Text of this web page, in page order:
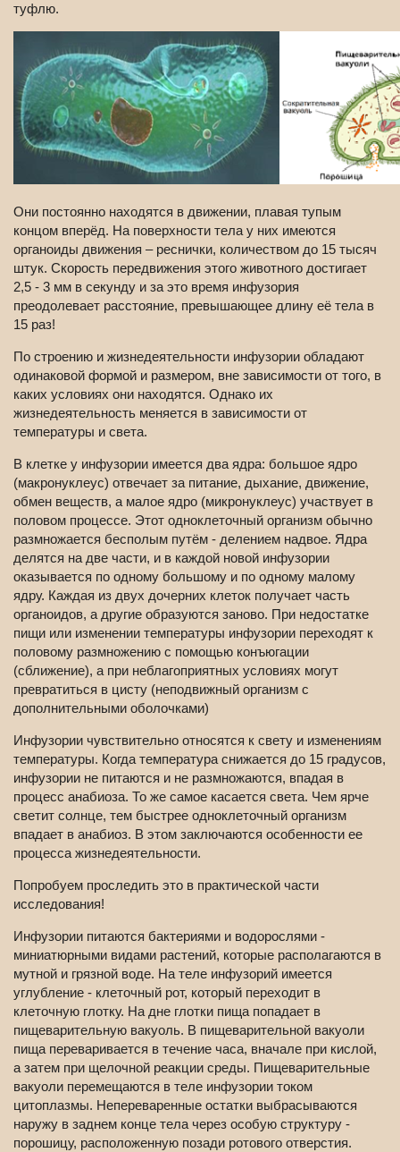
туфлю.
Они постоянно находятся в движении, плавая тупым
концом вперёд. На поверхности тела у них имеются
органоиды движения – реснички, количеством до 15 тысяч
штук. Скорость передвижения этого животного достигает
2,5 - 3 мм в секунду и за это время инфузория
преодолевает расстояние, превышающее длину её тела в
15 раз!
По строению и жизнедеятельности инфузории обладают
одинаковой формой и размером, вне зависимости от того, в
каких условиях они находятся. Однако их
жизнедеятельность меняется в зависимости от
температуры и света.
В клетке у инфузории имеется два ядра: большое ядро
(макронуклеус) отвечает за питание, дыхание, движение,
обмен веществ, а малое ядро (микронуклеус) участвует в
половом процессе. Этот одноклеточный организм обычно
размножается бесполым путём - делением надвое. Ядра
делятся на две части, и в каждой новой инфузории
оказывается по одному большому и по одному малому
ядру. Каждая из двух дочерних клеток получает часть
органоидов, а другие образуются заново. При недостатке
пищи или изменении температуры инфузории переходят к
половому размножению с помощью конъюгации
(сближение), а при неблагоприятных условиях могут
превратиться в цисту (неподвижный организм с
дополнительными оболочками)
Инфузории чувствительно относятся к свету и изменениям
температуры. Когда температура снижается до 15 градусов,
инфузории не питаются и не размножаются, впадая в
процесс анабиоза. То же самое касается света. Чем ярче
светит солнце, тем быстрее одноклеточный организм
впадает в анабиоз. В этом заключаются особенности ее
процесса жизнедеятельности.
Попробуем проследить это в практической части
исследования!
Инфузории питаются бактериями и водорослями -
миниатюрными видами растений, которые располагаются в
мутной и грязной воде. На теле инфузорий имеется
углубление - клеточный рот, который переходит в
клеточную глотку. На дне глотки пища попадает в
пищеварительную вакуоль. В пищеварительной вакуоли
пища переваривается в течение часа, вначале при кислой,
а затем при щелочной реакции среды. Пищеварительные
вакуоли перемещаются в теле инфузории током
цитоплазмы. Непереваренные остатки выбрасываются
наружу в заднем конце тела через особую структуру -
порошицу, расположенную позади ротового отверстия.